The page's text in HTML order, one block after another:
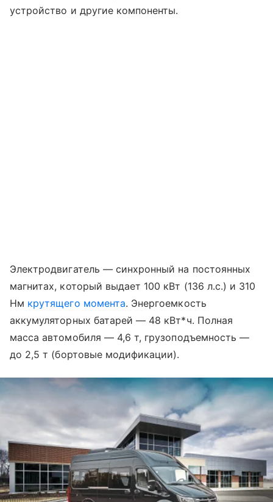
устройство и другие компоненты.
Электродвигатель — синхронный на постоянных
магнитах, который выдает 100 кВт (136 л.с.) и 310
Нм крутящего момента. Энергоемкость
аккумуляторных батарей — 48 кВт*ч. Полная
масса автомобиля — 4,6 т, грузоподъемность —
до 2,5 т (бортовые модификации).